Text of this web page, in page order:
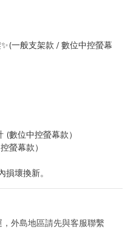
一般支架款 / 數位中控螢幕
數位中控螢幕款）
螢幕款）
壞換新。
外島地區請先與客服聯繫